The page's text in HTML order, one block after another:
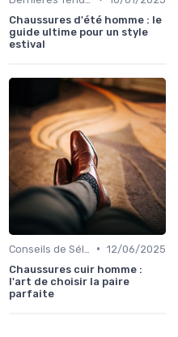
Chaussures d'été homme : le
guide ultime pour un style
estival
• 12/06/2025
Chaussures cuir homme :
l'art de choisir la paire
parfaite